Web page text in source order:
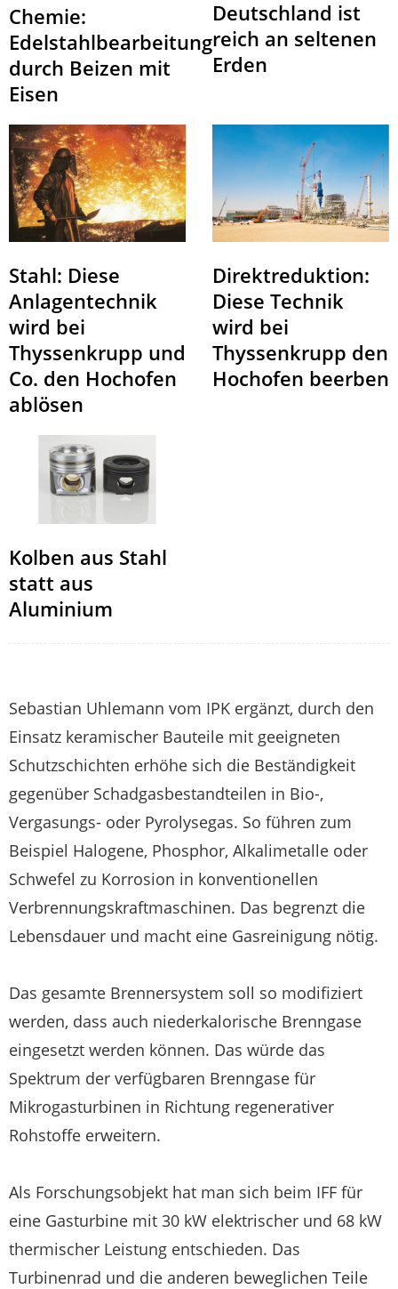
Chemie:
Edelstahlbearbeitung
durch Beizen mit
Eisen
Deutschland ist
reich an seltenen
Erden
Stahl: Diese
Anlagentechnik
wird bei
Thyssenkrupp und
Co. den Hochofen
ablösen
Direktreduktion:
Diese Technik
wird bei
Thyssenkrupp den
Hochofen beerben
Kolben aus Stahl
statt aus
Aluminium
Sebastian Uhlemann vom IPK ergänzt, durch den
Einsatz keramischer Bauteile mit geeigneten
Schutzschichten erhöhe sich die Beständigkeit
gegenüber Schadgasbestandteilen in Bio-,
Vergasungs- oder Pyrolysegas. So führen zum
Beispiel Halogene, Phosphor, Alkalimetalle oder
Schwefel zu Korrosion in konventionellen
Verbrennungskraftmaschinen. Das begrenzt die
Lebensdauer und macht eine Gasreinigung nötig.
Das gesamte Brennersystem soll so modifiziert
werden, dass auch niederkalorische Brenngase
eingesetzt werden können. Das würde das
Spektrum der verfügbaren Brenngase für
Mikrogasturbinen in Richtung regenerativer
Rohstoffe erweitern.
Als Forschungsobjekt hat man sich beim IFF für
eine Gasturbine mit 30 kW elektrischer und 68 kW
thermischer Leistung entschieden. Das
Turbinenrad und die anderen beweglichen Teile